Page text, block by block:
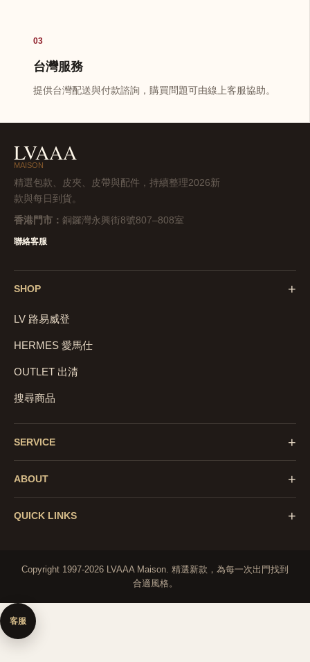
03
台灣服務
提供台灣配送與付款諮詢，購買問題可由線上客服協助。
LVAAA
MAISON
精選包款、皮夾、皮帶與配件，持續整理2026新
款與每日到貨。
香港門市： 銅鑼灣永興街8號807–808室
聯絡客服
SHOP +
LV 路易威登
HERMES 愛馬仕
OUTLET 出清
搜尋商品
SERVICE +
ABOUT +
QUICK LINKS +
Copyright 1997-2026 LVAAA Maison. 精選新款，為每一次出門找到
合適風格。